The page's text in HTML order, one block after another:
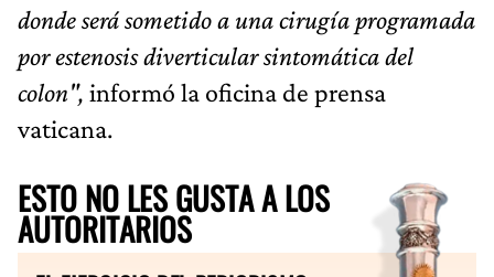
donde será sometido a una cirugía programada
por estenosis diverticular sintomática del
colon", informó la oficina de prensa
vaticana.
ESTO NO LES GUSTA A LOS
AUTORITARIOS